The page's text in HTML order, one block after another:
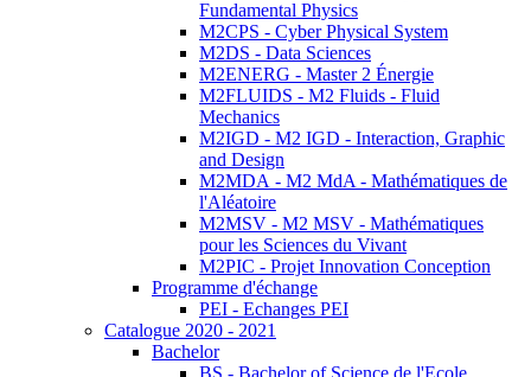
Fundamental Physics
M2CPS - Cyber Physical System
M2DS - Data Sciences
M2ENERG - Master 2 Énergie
M2FLUIDS - M2 Fluids - Fluid
Mechanics
M2IGD - M2 IGD - Interaction, Graphic
and Design
M2MDA - M2 MdA - Mathématiques de
l'Aléatoire
M2MSV - M2 MSV - Mathématiques
pour les Sciences du Vivant
M2PIC - Projet Innovation Conception
Programme d'échange
PEI - Echanges PEI
Catalogue 2020 - 2021
Bachelor
BS - Bachelor of Science de l'Ecole